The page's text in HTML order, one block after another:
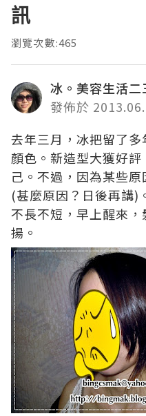
訊
瀏覽次數:465
冰。美容生活二
發佈於
去年三月，冰把留了
顏色。新造型大獲好
己。不過，因為某些
(甚麼原因？日後再講)
不長不短，早上醒來
揚。